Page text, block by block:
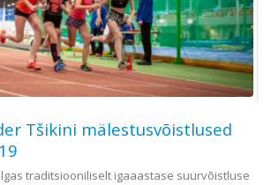
Tšikini mälestusvõistlused
traditsiooniliselt igaaastase suurvõistluse